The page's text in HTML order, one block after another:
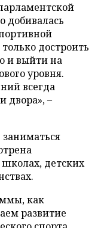
добивалась
достроить
и выйти на
уровня.
всегда
двора», –
школах, детских
как
развитие